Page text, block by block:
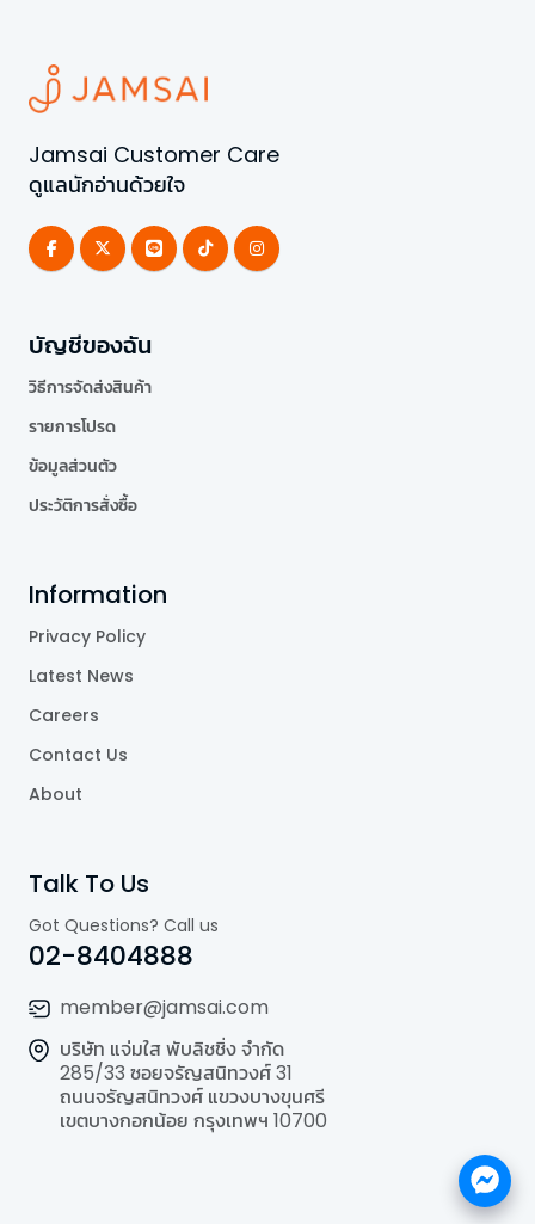
Jamsai Customer Care
ดูแลนักอ่านด้วยใจ
บัญชีของฉัน
วิธีการจัดส่งสินค้า
รายการโปรด
ข้อมูลส่วนตัว
ประวัติการสั่งซื้อ
Information
Privacy Policy
Latest News
Careers
Contact Us
About
Talk To Us
Got Questions? Call us
02-8404888
member@jamsai.com
บริษัท แจ่มใส พับลิชชิ่ง จำกัด
285/33 ซอยจรัญสนิทวงศ์ 31
ถนนจรัญสนิทวงศ์ แขวงบางขุนศรี
เขตบางกอกน้อย กรุงเทพฯ 10700